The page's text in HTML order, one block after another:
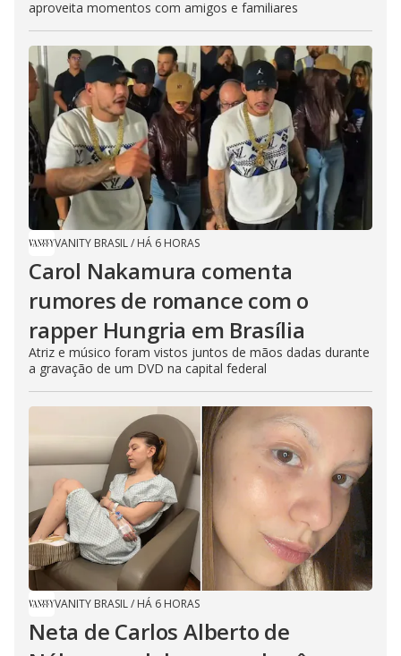
aproveita momentos com amigos e familiares
VANITY BRASIL/ HÁ 6 HORAS
Carol Nakamura comenta
rumores de romance com o
rapper Hungria em Brasília
Atriz e músico foram vistos juntos de mãos dadas durante
a gravação de um DVD na capital federal
VANITY BRASIL/ HÁ 6 HORAS
Neta de Carlos Alberto de